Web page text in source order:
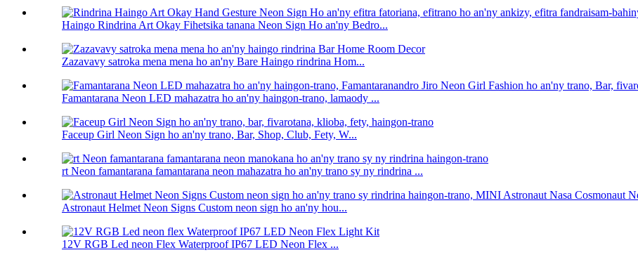
Haingo Rindrina Art Okay Fihetsika tanana Neon Sign Ho an'ny Bedro...
Zazavavy satroka mena mena ho an'ny Bare Haingo rindrina Hom...
Famantarana Neon LED mahazatra ho an'ny haingon-trano, lamaody ...
Faceup Girl Neon Sign ho an'ny trano, Bar, Shop, Club, Fety, W...
rt Neon famantarana famantarana neon mahazatra ho an'ny trano sy ny rindrina ...
Astronaut Helmet Neon Signs Custom neon sign ho an'ny hou...
12V RGB Led neon Flex Waterproof IP67 LED Neon Flex ...